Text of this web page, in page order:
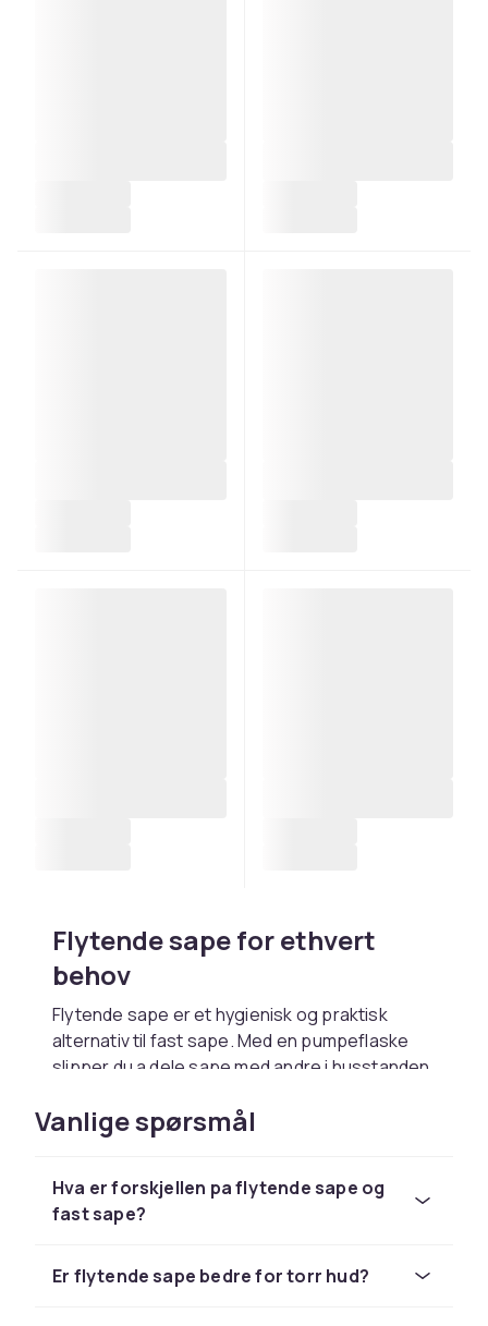
Flytende sape for ethvert
behov
Flytende sape er et hygienisk og praktisk
alternativ til fast sape. Med en pumpeflaske
slipper du a dele sape med andre i husstanden.
ingredienser som glycerin, aloe vera eller
naturlige oljer som holder hendene myke til
gir ekstra beskyttelse i perioder med forhoyet
smitterisiko. Refillforpakninger reduserer
miljoavennlige. Hos CDON finner du flytende
Vanlige spørsmål
Hva er forskjellen pa flytende sape og
fast sape?
Er flytende sape bedre for torr hud?